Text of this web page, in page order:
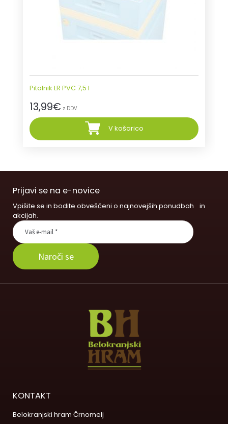
Pitalnik LR PVC 7,5 l
13,99€ z DDV
V košarico
Prijavi se na e-novice
Vpišite se in bodite obveščeni o najnovejših ponudbah in
akcijah.
KONTAKT
Belokranjski hram Črnomelj